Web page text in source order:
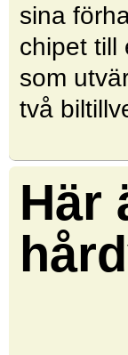
sina
chipet till
som
två
Här